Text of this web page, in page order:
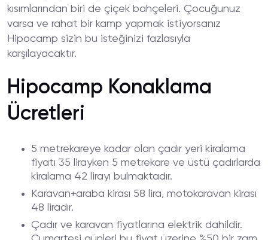
kısımlarından biri de çiçek bahçeleri. Çocuğunuz
varsa ve rahat bir kamp yapmak istiyorsanız
Hipocamp sizin bu isteğinizi fazlasıyla
karşılayacaktır.
Hipocamp Konaklama
Ücretleri
5 metrekareye kadar olan çadır yeri kiralama
fiyatı 35 lirayken 5 metrekare ve üstü çadırlarda
kiralama 42 lirayı bulmaktadır.
Karavan+araba kirası 58 lira, motokaravan kirası
48 liradır.
Çadır ve karavan fiyatlarına elektrik dahildir.